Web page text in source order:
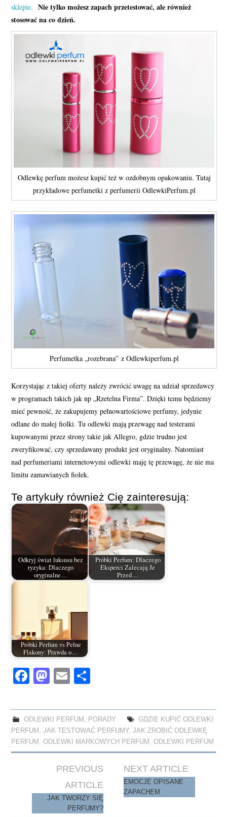
sklepie.
Nie tylko możesz zapach przetestować, ale również
stosować na co dzień.
Odlewkę perfum możesz kupić też w ozdobnym opakowaniu. Tutaj
przykładowe perfumetki z perfumerii OdlewkiPerfum.pl
Perfumetka „rozebrana” z Odlewkiperfum.pl
Korzystając z takiej oferty należy zwrócić uwagę na udział sprzedawcy
w programach takich jak np „Rzetelna Firma”. Dzięki temu będziemy
mieć pewność, że zakupujemy pełnowartościowe perfumy, jedynie
odlane do małej fiolki. Tu odlewki mają przewagę nad testerami
kupowanymi przez strony takie jak Allegro, gdzie trudno jest
zweryfikować, czy sprzedawany produkt jest oryginalny. Natomiast
nad perfumeriami internetowymi odlewki maję tę przewagę, że nie ma
limitu zamawianych fiolek.
Te artykuły również Cię zainteresują:
Odkryj świat luksusu bez
ryzyka: Dlaczego
oryginalne…
Próbki Perfum: Dlaczego
Eksperci Zalecają Je
Przed…
Próbki Perfum vs Pełne
Flakony: Prawda o…
Fa
bo
ok
M
to
do
n
E
ailre
ODLEWKI PERFUM PORADY
GDZIE KUPIĆ ODLEWKI
PERFUM
,JAK TESTOWAĆ PERFUMY,JAK ZROBIĆ ODLEWKĘ
PERFUM
,ODLEWKI MARKOWYCH PERFUM ,ODLEWKI PERFUM
navigation
PREVIOUS
ARTICLE
JAK TWORZY SIĘ
PERFUMY?
NEXT ARTICLE
EMOCJE OPISANE
ZAPACHEM